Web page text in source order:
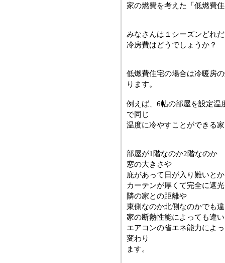
家の燃費を考えた「低燃費
みなさんは１シーズンどれ
冷房費はどうでしょうか？
低燃費住宅の場合は冷暖房
ります。
例えば、6帖の部屋を設定温
で同じ
温度に冷やすことができる
部屋が1階なのか2階なのか
窓の大きさや
庇があって日が入り難いとか
カーテンが厚くて完全に遮
隣の家との距離や
東側なのか北側なのかでも
家の断熱性能によっても違
エアコンの省エネ能力によ
変わり
ます。